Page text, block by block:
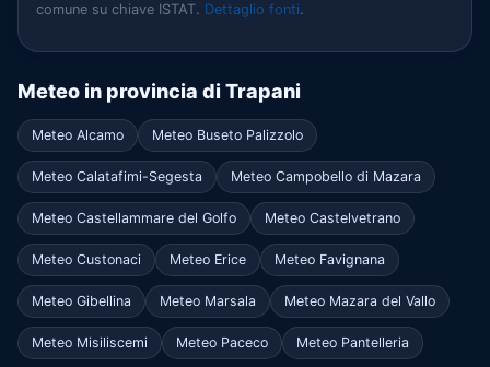
comune su chiave ISTAT. Dettaglio fonti.
Meteo in provincia di Trapani
Meteo Alcamo Meteo Buseto Palizzolo
Meteo Calatafimi-Segesta Meteo Campobello di Mazara
Meteo Castellammare del Golfo Meteo Castelvetrano
Meteo Custonaci Meteo Erice Meteo Favignana
Meteo Gibellina Meteo Marsala Meteo Mazara del Vallo
Meteo Misiliscemi Meteo Paceco Meteo Pantelleria